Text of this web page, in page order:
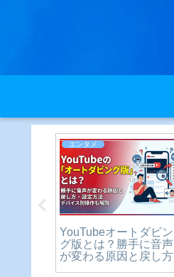
エンタメ
YouTubeオートダビン
グ版とは？勝手に音声
が変わる原因と戻し方